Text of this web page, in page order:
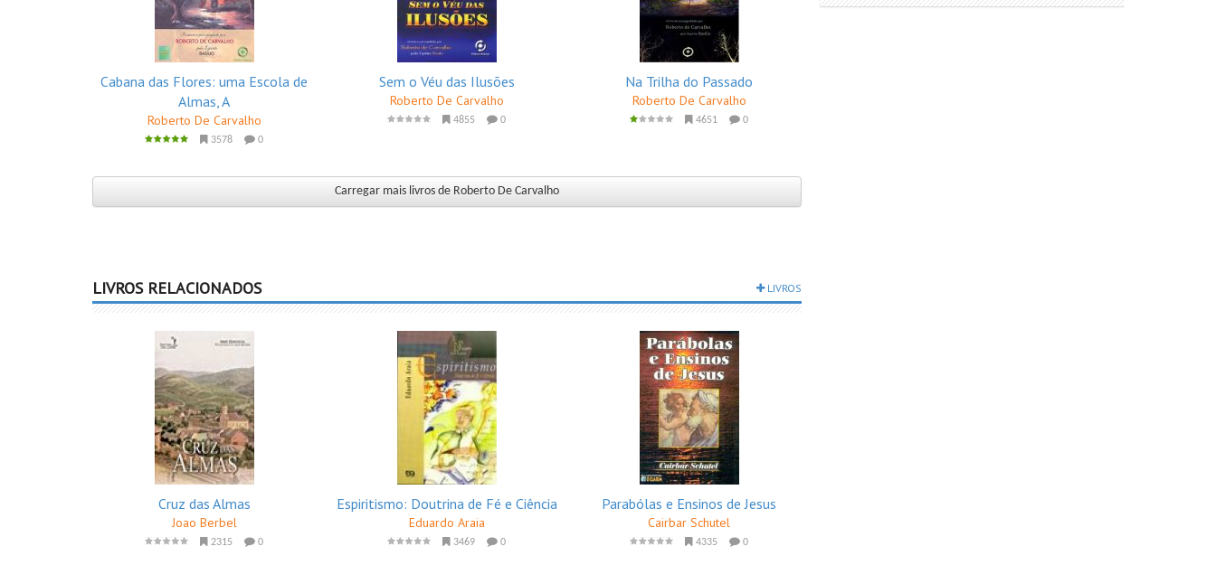
Cabana das Flores: uma Escola de
Almas, A
Roberto De Carvalho
3578 0
Sem o Véu das Ilusões
Roberto De Carvalho
4855 0
Na Trilha do Passado
Roberto De Carvalho
4651 0
Carregar mais livros de Roberto De Carvalho
LIVROS RELACIONADOS LIVROS
Cruz das Almas
Joao Berbel
2315 0
Espiritismo: Doutrina de Fé e Ciência
Eduardo Araia
3469 0
Parabólas e Ensinos de Jesus
Cairbar Schutel
4335 0